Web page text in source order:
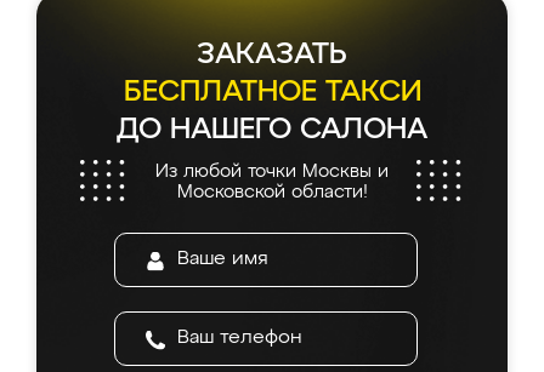
ЗАКАЗАТЬ
БЕСПЛАТНОЕ ТАКСИ
ДО НАШЕГО САЛОНА
Из любой точки Москвы и
Московской области!